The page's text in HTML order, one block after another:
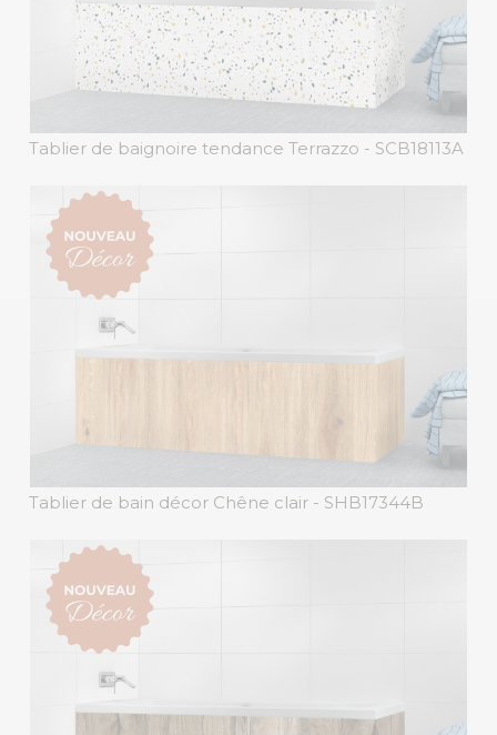
Tablier de baignoire tendance Terrazzo - SCB18113A
Tablier de bain décor Chêne clair - SHB17344B